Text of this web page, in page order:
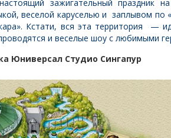
зажигательный праздник
веселой каруселью и заплывом по
Кстати, вся эта территория —
и веселые шоу с любимыми
Юниверсал Студио Сингапур